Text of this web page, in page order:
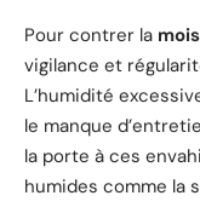
Pour contrer la
vigilance et
L’humidité
le manque
la porte à ces
humides comme la